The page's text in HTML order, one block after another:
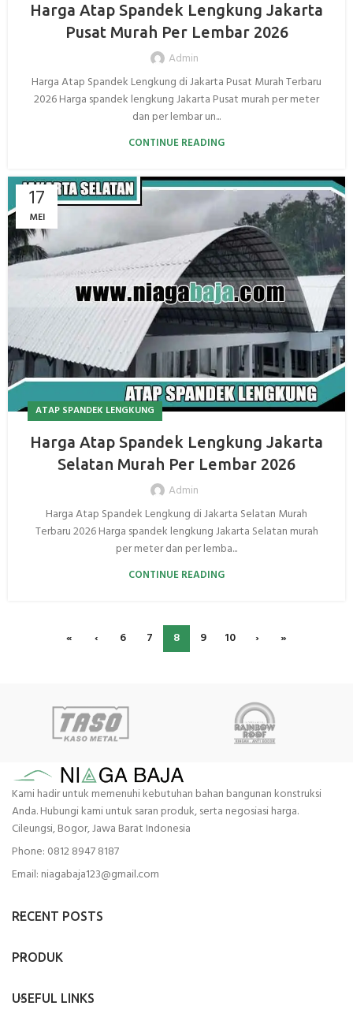
Harga Atap Spandek Lengkung Jakarta
Pusat Murah Per Lembar 2026
Admin
Harga Atap Spandek Lengkung di Jakarta Pusat Murah Terbaru
2026 Harga spandek lengkung Jakarta Pusat murah per meter
dan per lembar un...
CONTINUE READING
17
MEI
ATAP SPANDEK LENGKUNG
Harga Atap Spandek Lengkung Jakarta
Selatan Murah Per Lembar 2026
Admin
Harga Atap Spandek Lengkung di Jakarta Selatan Murah
Terbaru 2026 Harga spandek lengkung Jakarta Selatan murah
per meter dan per lemba...
CONTINUE READING
« ‹ 6 7 8 9 10 › »
Kami hadir untuk memenuhi kebutuhan bahan bangunan konstruksi
Anda. Hubungi kami untuk saran produk, serta negosiasi harga.
Cileungsi, Bogor, Jawa Barat Indonesia
Phone: 0812 8947 8187
Email: niagabaja123@gmail.com
RECENT POSTS
PRODUK
USEFUL LINKS